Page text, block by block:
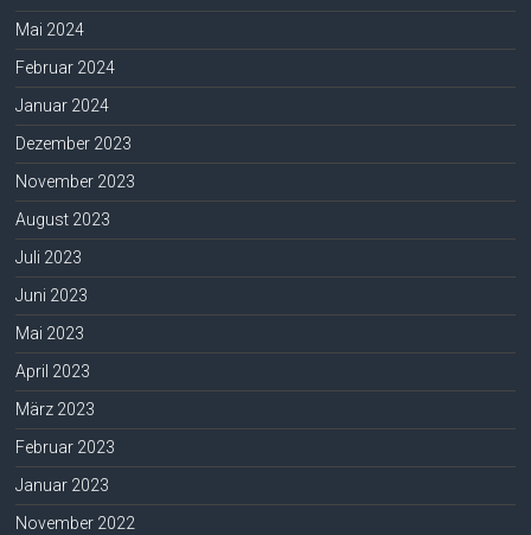
Mai 2024
Februar 2024
Januar 2024
Dezember 2023
November 2023
August 2023
Juli 2023
Juni 2023
Mai 2023
April 2023
März 2023
Februar 2023
Januar 2023
November 2022